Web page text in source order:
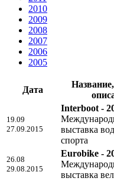
2010
2009
2008
2007
2006
2005
Дата
19.09
27.09.2015
Interboot -
выставка
спорта
26.08
29.08.2015
Eurobike -
выставка